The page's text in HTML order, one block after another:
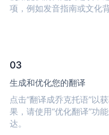
项，例如发音指南或文化
03
生成和优化您的翻译
点击“翻译成乔克托语”以
果，请使用“优化翻译”功
达。